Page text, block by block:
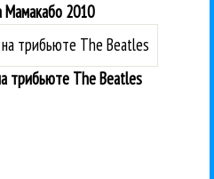
Мамакабо 2010
трибьюте The Beatles